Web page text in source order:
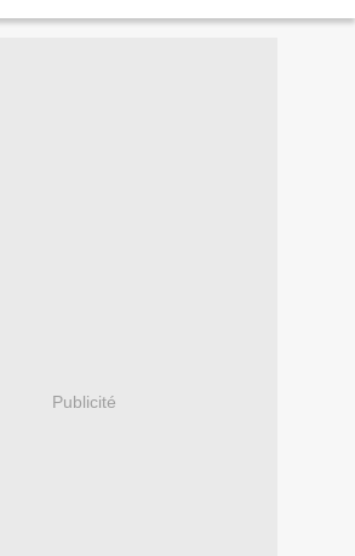
Publicité